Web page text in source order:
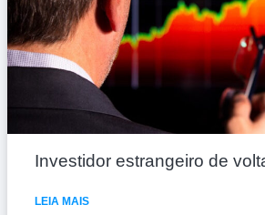
Investidor estrangeiro de
LEIA MAIS